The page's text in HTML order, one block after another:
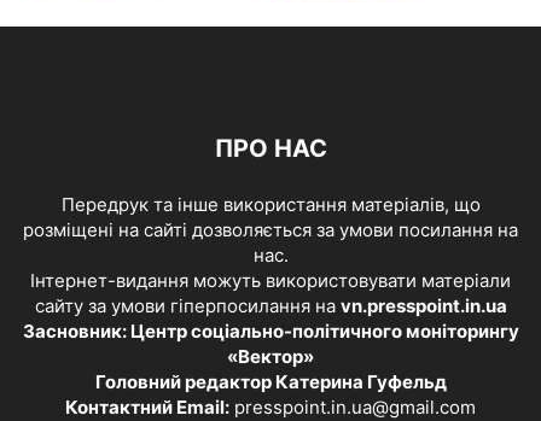
ПРО НАС
Передрук та інше використання матеріалів, що
розміщені на сайті дозволяється за умови посилання на
нас.
Інтернет-видання можуть використовувати матеріали
сайту за умови гіперпосилання на vn.presspoint.in.ua
Засновник: Центр соціально-політичного моніторингу
«Вектор»
Головний редактор Катерина Гуфельд
Контактний Email: presspoint.in.ua@gmail.com